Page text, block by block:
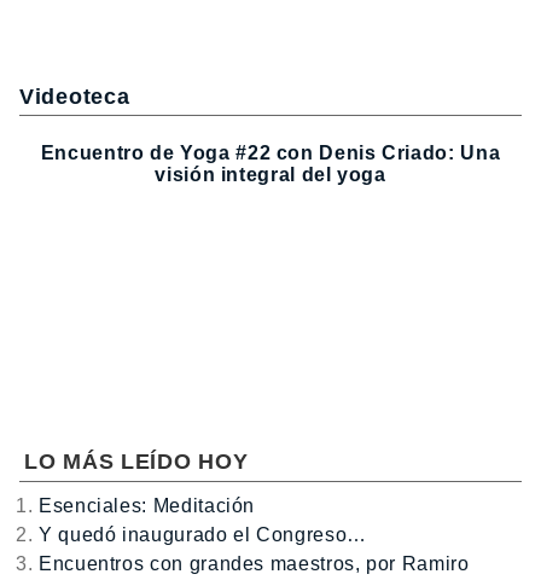
Videoteca
Encuentro de Yoga #22 con Denis Criado: Una
visión integral del yoga
LO MÁS LEÍDO HOY
Esenciales: Meditación
Y quedó inaugurado el Congreso…
Encuentros con grandes maestros, por Ramiro